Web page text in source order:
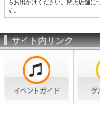
らお出かけください。閉店店舗に
す。
サイト内リンク